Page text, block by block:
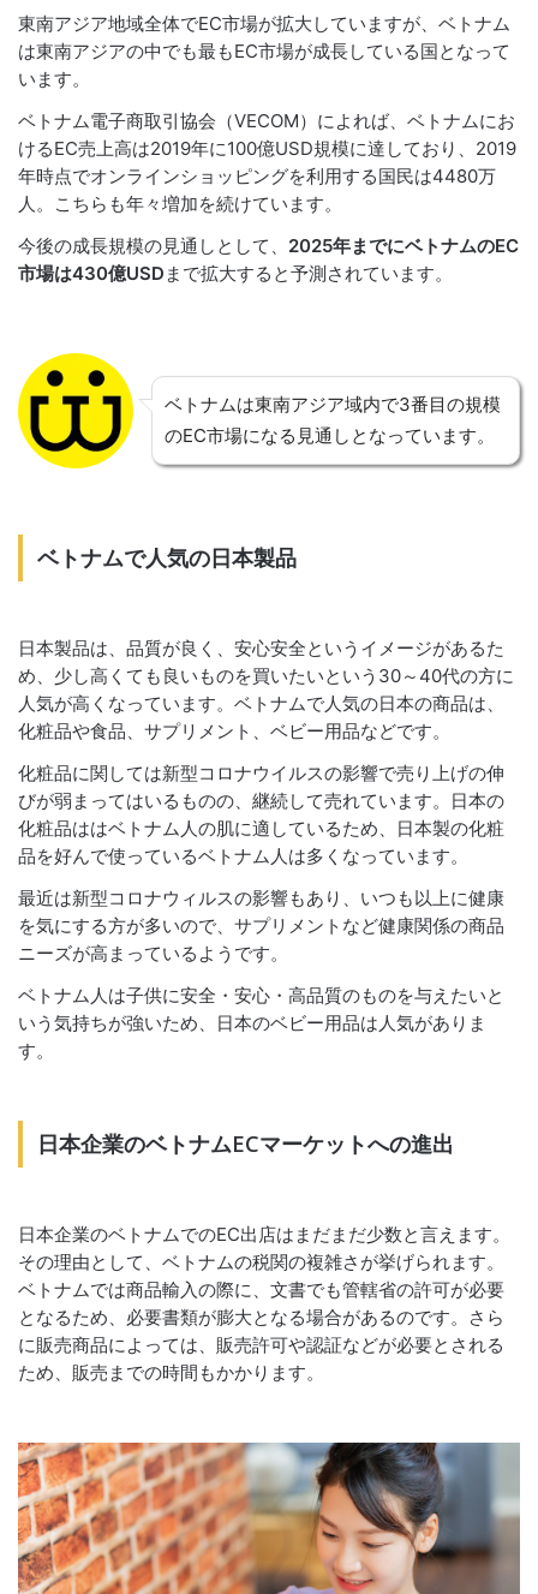
東南アジア地域全体でEC市場が拡大していますが、ベトナム
は東南アジアの中でも最もEC市場が成長している国となって
います。
ベトナム電子商取引協会（VECOM）によれば、ベトナムにお
けるEC売上高は2019年に100億USD規模に達しており、2019
年時点でオンラインショッピングを利用する国民は4480万
人。こちらも年々増加を続けています。
今後の成長規模の見通しとして、 2025年までにベトナムのEC
市場は430億USD まで拡大すると予測されています。
ベトナムは東南アジア域内で3番目の規模
のEC市場になる見通しとなっています。
ベトナムで人気の日本製品
日本製品は、品質が良く、安心安全というイメージがあるた
め、少し高くても良いものを買いたいという30～40代の方に
人気が高くなっています。ベトナムで人気の日本の商品は、
化粧品や食品、サプリメント、ベビー用品などです。
化粧品に関しては新型コロナウイルスの影響で売り上げの伸
びが弱まってはいるものの、継続して売れています。日本の
化粧品ははベトナム人の肌に適しているため、日本製の化粧
品を好んで使っているベトナム人は多くなっています。
最近は新型コロナウィルスの影響もあり、いつも以上に健康
を気にする方が多いので、サプリメントなど健康関係の商品
ニーズが高まっているようです。
ベトナム人は子供に安全・安心・高品質のものを与えたいと
いう気持ちが強いため、日本のベビー用品は人気がありま
す。
日本企業のベトナムECマーケットへの進出
日本企業のベトナムでのEC出店はまだまだ少数と言えます。
その理由として、ベトナムの税関の複雑さが挙げられます。
ベトナムでは商品輸入の際に、文書でも管轄省の許可が必要
となるため、必要書類が膨大となる場合があるのです。さら
に販売商品によっては、販売許可や認証などが必要とされる
ため、販売までの時間もかかります。